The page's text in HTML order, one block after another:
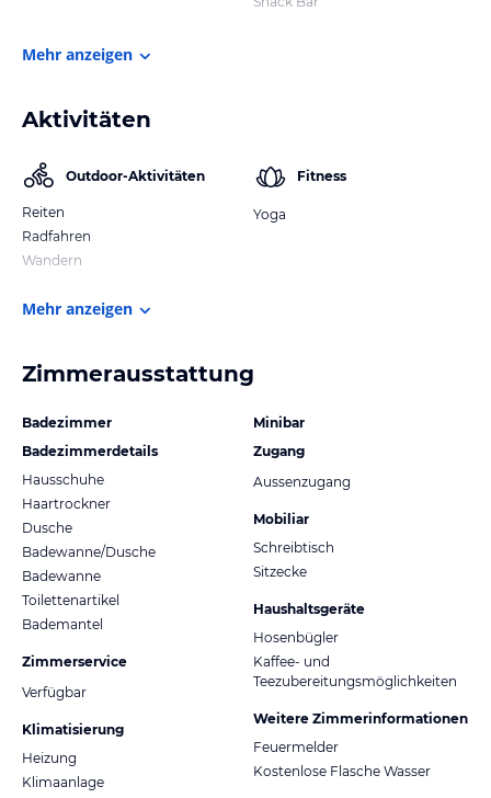
Mehr anzeigen
Aktivitäten
Outdoor-Aktivitäten
Reiten
Radfahren
Wandern
Fitness
Yoga
Mehr anzeigen
Zimmerausstattung
Badezimmer
Badezimmerdetails
Hausschuhe
Haartrockner
Dusche
Badewanne/Dusche
Badewanne
Toilettenartikel
Bademantel
Zimmerservice
Verfügbar
Klimatisierung
Heizung
Klimaanlage
Minibar
Zugang
Aussenzugang
Mobiliar
Schreibtisch
Sitzecke
Haushaltsgeräte
Hosenbügler
Kaffee- und
Teezubereitungsmöglichkeiten
Weitere Zimmerinformationen
Feuermelder
Kostenlose Flasche Wasser